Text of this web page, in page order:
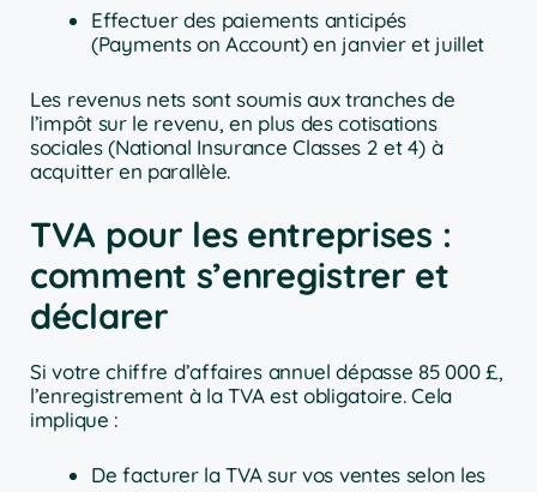
Effectuer des paiements anticipés
(Payments on Account) en janvier et juillet
Les revenus nets sont soumis aux tranches de
l’impôt sur le revenu, en plus des cotisations
sociales (National Insurance Classes 2 et 4) à
acquitter en parallèle.
TVA pour les entreprises :
comment s’enregistrer et
déclarer
Si votre chiffre d’affaires annuel dépasse 85 000 £,
l’enregistrement à la TVA est obligatoire. Cela
implique :
De facturer la TVA sur vos ventes selon les